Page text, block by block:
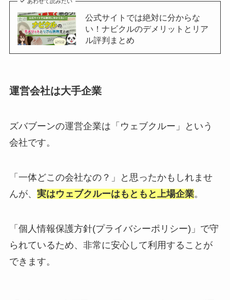
公式サイトでは絶対に分からな
い！ナビクルのデメリットとリア
ル評判まとめ
運営会社は大手企業
ズバブーンの運営企業は「ウェブクルー」という
会社です。
「一体どこの会社なの？」と思ったかもしれませ
んが、 実はウェブクルーはもともと上場企業。
「個人情報保護方針(プライバシーポリシー)」で守
られているため、非常に安心して利用することが
できます。